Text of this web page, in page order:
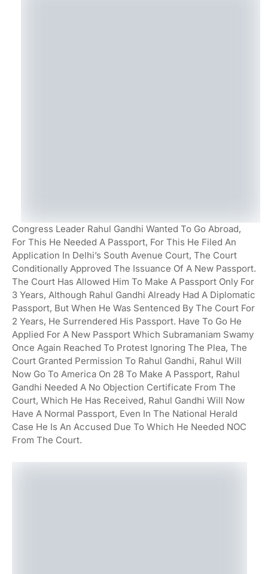
Congress Leader Rahul Gandhi Wanted To Go Abroad,
For This He Needed A Passport, For This He Filed An
Application In Delhi’s South Avenue Court, The Court
Conditionally Approved The Issuance Of A New Passport.
The Court Has Allowed Him To Make A Passport Only For
3 Years, Although Rahul Gandhi Already Had A Diplomatic
Passport, But When He Was Sentenced By The Court For
2 Years, He Surrendered His Passport. Have To Go He
Applied For A New Passport Which Subramaniam Swamy
Once Again Reached To Protest Ignoring The Plea, The
Court Granted Permission To Rahul Gandhi, Rahul Will
Now Go To America On 28 To Make A Passport, Rahul
Gandhi Needed A No Objection Certificate From The
Court, Which He Has Received, Rahul Gandhi Will Now
Have A Normal Passport, Even In The National Herald
Case He Is An Accused Due To Which He Needed NOC
From The Court.